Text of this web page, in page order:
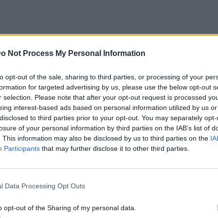
Not Process My Personal Information
opt-out of the sale, sharing to third parties, or processing of your
for targeted advertising by us, please use the below opt-out
selection. Please note that after your opt-out request is processed
interest-based ads based on personal information utilized by us
to third parties prior to your opt-out. You may separately
of your personal information by third parties on the IAB’s list of
This information may also be disclosed by us to third parties on the
Participants that may further disclose it to other third parties.
Data Processing Opt Outs
opt-out of the Sharing of my personal data.
με ανθρώπους-κλειδιά για τη
YSL Beauté, για να αναπτύξουν από
Με την έμπειρη ματιά του, θα
μακιγιάζ που θα συναρπάσουν και θα
YSL Beauté, ο Tom θα είναι ο ειδικός
δίνοντας έμπνευση στους πελάτες
την εμπειρία του. Επιπλέον θα